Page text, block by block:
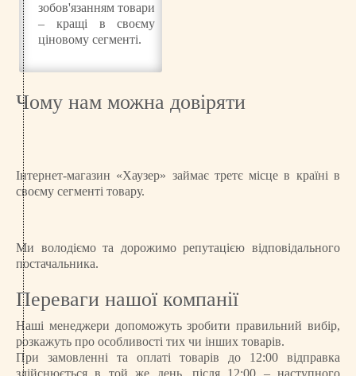
зобов'язанням товари
– кращі в своєму
ціновому сегменті.
Чому нам можна довіряти
Інтернет-магазин «Хаузер» займає третє місце в країні в
своєму сегменті товару.
Ми володіємо та дорожимо репутацією відповідального
постачальника.
Переваги нашої компанії
Наші менеджери допоможуть зробити правильний вибір,
розкажуть про особливості тих чи інших товарів.
При замовленні та оплаті товарів до 12:00 відправка